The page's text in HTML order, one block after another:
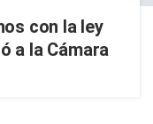
con la ley
a la Cámara